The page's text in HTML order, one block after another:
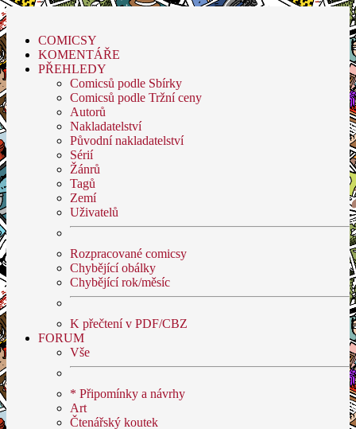
COMICSY
KOMENTÁŘE
PŘEHLEDY
Comicsů podle Sbírky
Comicsů podle Tržní ceny
Autorů
Nakladatelství
Původní nakladatelství
Sérií
Žánrů
Tagů
Zemí
Uživatelů
Rozpracované comicsy
Chybějící obálky
Chybějící rok/měsíc
K přečtení v PDF/CBZ
FORUM
Vše
* Připomínky a návrhy
Art
Čtenářský koutek